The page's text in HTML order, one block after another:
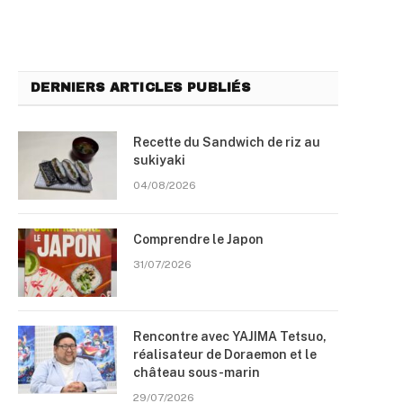
DERNIERS ARTICLES PUBLIÉS
Recette du Sandwich de riz au
sukiyaki
04/08/2026
Comprendre le Japon
31/07/2026
Rencontre avec YAJIMA Tetsuo,
réalisateur de Doraemon et le
château sous-marin
29/07/2026